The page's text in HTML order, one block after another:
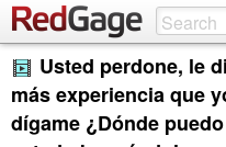
Usted perdone, le
más experiencia que
dígame ¿Dónde